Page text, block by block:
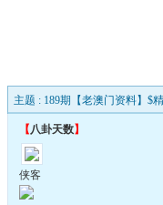
主题 : 189期【老澳门资料】$
【八卦天数】
侠客